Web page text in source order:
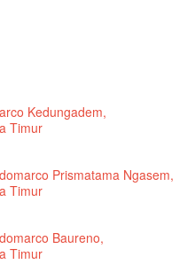
Kedungadem,
Timur
Prismatama Ngasem,
Timur
Baureno,
Timur